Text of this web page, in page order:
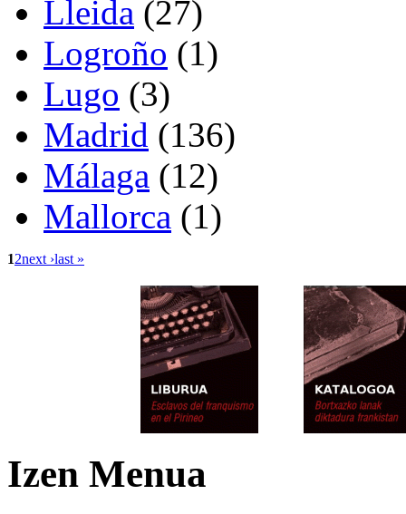
Lleida (27)
Logroño (1)
Lugo (3)
Madrid (136)
Málaga (12)
Mallorca (1)
12next ›last »
Izen Menua